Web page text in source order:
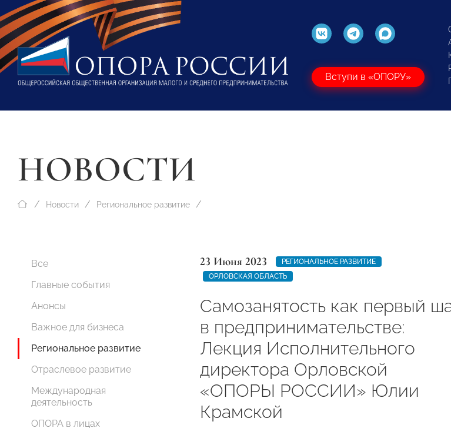
Вступи в «ОПОРУ»
НОВОСТИ
Новости Региональное развитие
Все
Главные события
Анонсы
Важное для бизнеса
Региональное развитие
Отраслевое развитие
Международная
деятельность
ОПОРА в лицах
23 Июня 2023
РЕГИОНАЛЬНОЕ РАЗВИТИЕ
ОРЛОВСКАЯ ОБЛАСТЬ
Самозанятость как первый
в предпринимательстве:
Лекция Исполнительного
директора Орловской
«ОПОРЫ РОССИИ» Юлии
Крамской